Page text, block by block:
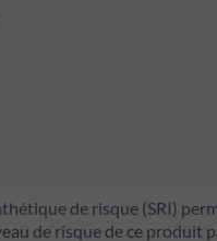
de risque (SRI)
de risque de ce produit